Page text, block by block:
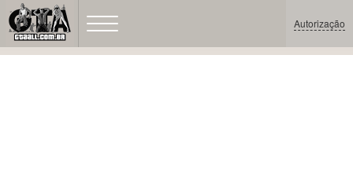
Autorização